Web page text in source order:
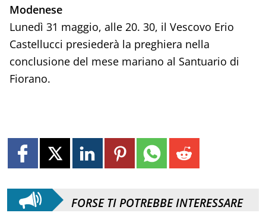
Modenese
Lunedì 31 maggio, alle 20. 30, il Vescovo Erio
Castellucci presiederà la preghiera nella
conclusione del mese mariano al Santuario di
Fiorano.
FORSE TI POTREBBE INTERESSARE